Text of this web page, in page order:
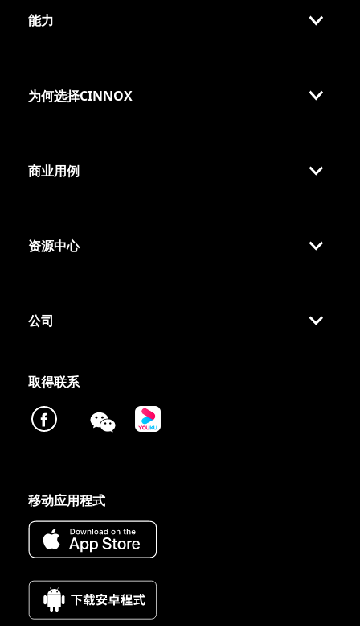
能力
为何选择CINNOX
商业用例
资源中心
公司
取得联系
移动应用程式